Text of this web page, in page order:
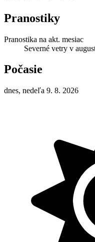
Pranostiky
Pranostika na akt. mesiac
Severné vetry v
Počasie
dnes, nedeľa 9. 8. 2026